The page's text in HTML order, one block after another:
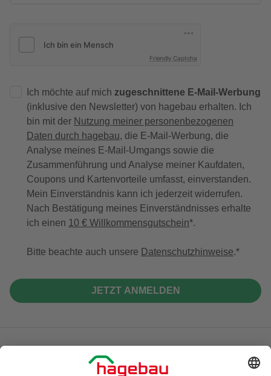
Friendly Captcha
Ich möchte auf mich zugeschnittene E-Mail-Werbung
(inklusive den Newsletter) von hagebau erhalten. Ich
bin mit der Nutzung meiner personenbezogenen
Daten durch hagebau, die E-Mail-Werbung, die
Analyse meines E-Mail-Umgangs sowie die
Zusammenführung und Analyse meiner Kaufdaten,
Coupons und Kartenvorteile umfasst, einverstanden.
Mein Einverständnis kann ich jederzeit widerrufen.
Nach Bestätigung meines Einverständnisses erhalte
ich einen 10 € Willkommensgutschein*.
Bitte beachte auch unsere Datenschutzhinweise.
JETZT ANMELDEN
Unsere Zahlungsarten